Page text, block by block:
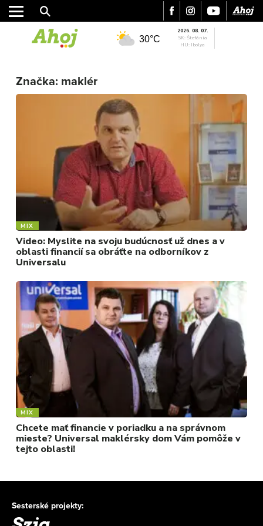
ŠPORT
KULTÚRA
FOTKY
VIDEO
MIX
30°C
2026. 08. 07.
SK: Štefánia
HU: Ibolya
Značka: maklér
MIX
Video: Myslite na svoju budúcnosť už dnes a v
oblasti financií sa obráťte na odborníkov z
Universalu
MIX
Chcete mať financie v poriadku a na správnom
mieste? Universal maklérsky dom Vám pomôže v
tejto oblasti!
Sesterské projekty: